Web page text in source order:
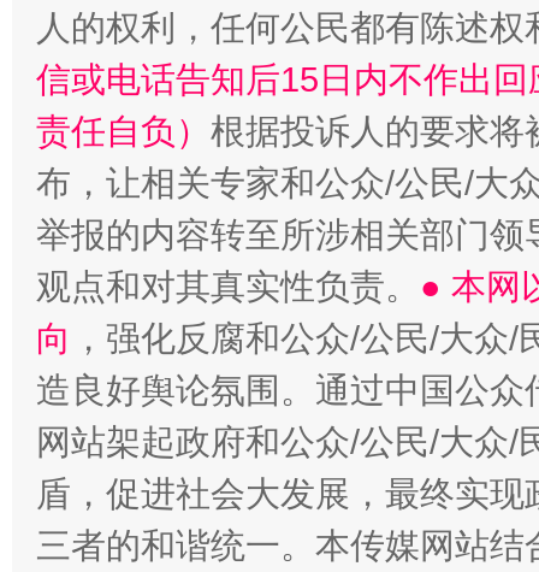
人的权利，任何公民都有陈述
信或电话告知后15日内不作出
责任自负） 根据投诉人的要求将
布，让相关专家和公众/公民/大
举报的内容转至所涉相关部门
观点和对其真实性负责。 ● 本网
向 ，强化反腐和公众/公民/大众
造良好舆论氛围。通过中国公
网站架起政府和公众/公民/大众
盾，促进社会大发展，最终实
三者的和谐统一。本传媒网站